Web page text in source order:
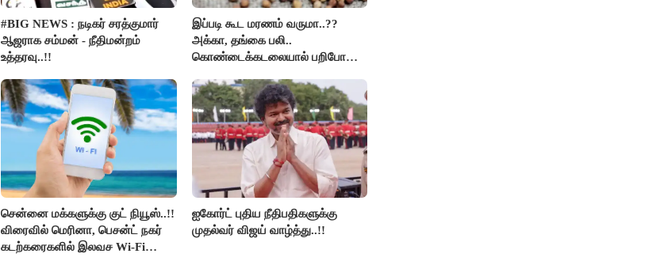
#BIG NEWS : நடிகர் சரத்குமார்
ஆஜராக சம்மன் - நீதிமன்றம்
உத்தரவு..!!
இப்படி கூட மரணம் வருமா..??
அக்கா, தங்கை பலி..
கொண்டைக்கடலையால் பறிபோன
சென்னை மக்களுக்கு குட் நியூஸ்..!!
விரைவில் மெரினா, பெசன்ட் நகர்
கடற்கரைகளில் இலவச Wi-Fi
ஐகோர்ட் புதிய நீதிபதிகளுக்கு
முதல்வர் விஜய் வாழ்த்து..!!